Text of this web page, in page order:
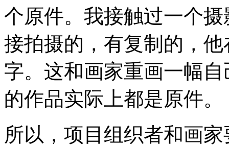
个原件。我接触过一个
接拍摄的，有复制的，
字。这和画家重画一幅
的作品实际上都是原件。
所以，项目组织者和画